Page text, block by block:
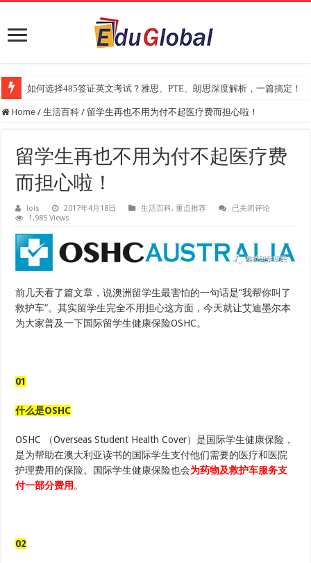
如何选择485签证英文考试？雅思、PTE、朗思深度解析，一篇搞定！
2025年《澳洲金融评论报》大学排名出炉：一份关乎本地就业与声誉的
Home / 生活百科 / 留学生再也不用为付不起医疗费而担心啦！
留学生再也不用为付不起医疗费
而担心啦！
lois 2017年4月18日 生活百科,重点推荐
留
也
不
付
不
起
已关闭评论
1,985 Views
前几天看了篇文章，说澳洲留学生最害怕的一句话是“我帮你叫了
救护车”。其实留学生完全不用担心这方面，今天就让艾迪墨尔本
为大家普及一下国际留学生健康保险OSHC。
01
什么是OSHC
OSHC （Overseas Student Health Cover）是国际学生健康保险，
是为帮助在澳大利亚读书的国际学生支付他们需要的医疗和医院
护理费用的保险。国际学生健康保险也会为药物及救护车服务支
付一部分费用。
02